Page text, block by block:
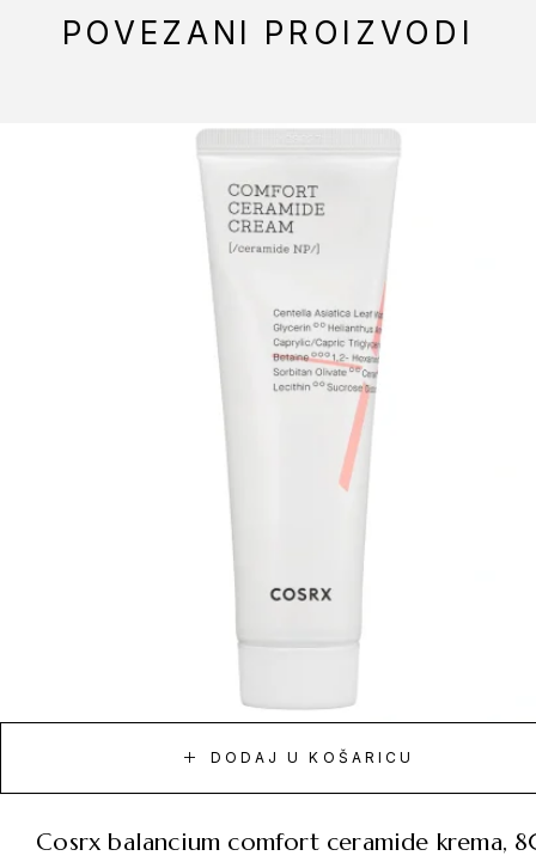
POVEZANI PROIZVODI
DODAJ U KOŠARICU
cosrx balancium comfort ceramide krema,